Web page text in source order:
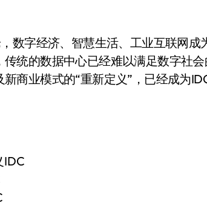
数字经济、智慧生活、工业互联网成
统的数据中心已经难以满足数字社
商业模式的“重新定义”，已经成为
IDC